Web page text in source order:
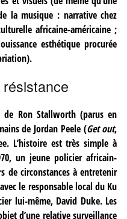
la musique : narrative chez
africaine-américaine ;
esthétique procurée
de Ron Stallworth (parus en
de Jordan Peele (Get out,
L’histoire est très simple à
un jeune policier africain-
de circonstances à entretenir
le responsable local du Ku
lui-même, David Duke. Les
d’une relative surveillance